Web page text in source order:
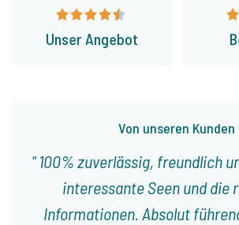
Von unseren Kunden
100% zuverlässig, freundlich
interessante Seen und die
Informationen. Absolut
Unser Angebot